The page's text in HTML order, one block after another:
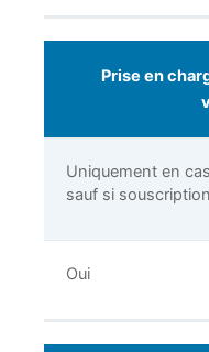
Prise en
Uniquement en
sauf si
Oui